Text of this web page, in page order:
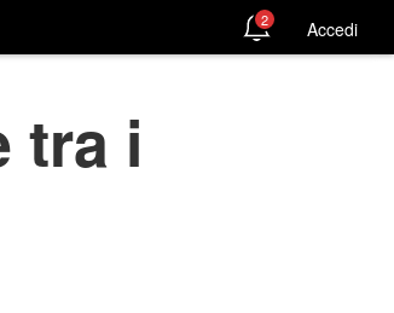
2 Accedi
tra i